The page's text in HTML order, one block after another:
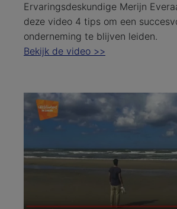
Ervaringsdeskundige Merijn
deze video 4 tips om een
onderneming te blijven leiden.
Bekijk de video >>